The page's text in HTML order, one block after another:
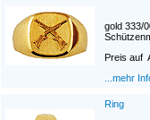
gold 333/
Preis auf
...mehr
Ring